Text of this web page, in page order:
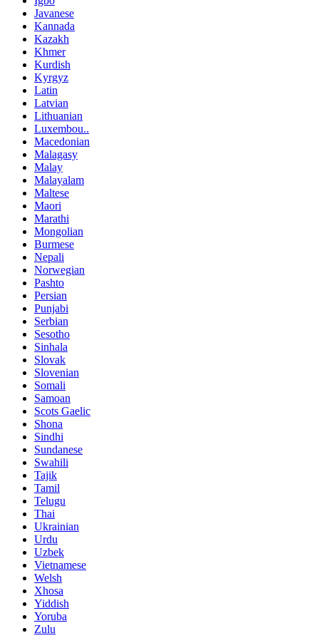
Javanese
Kannada
Kazakh
Khmer
Kurdish
Kyrgyz
Latin
Latvian
Lithuanian
Luxembou..
Macedonian
Malagasy
Malay
Malayalam
Maltese
Maori
Marathi
Mongolian
Burmese
Nepali
Norwegian
Pashto
Persian
Punjabi
Serbian
Sesotho
Sinhala
Slovak
Slovenian
Somali
Samoan
Scots Gaelic
Shona
Sindhi
Sundanese
Swahili
Tajik
Tamil
Telugu
Thai
Ukrainian
Urdu
Uzbek
Vietnamese
Welsh
Xhosa
Yiddish
Yoruba
Zulu